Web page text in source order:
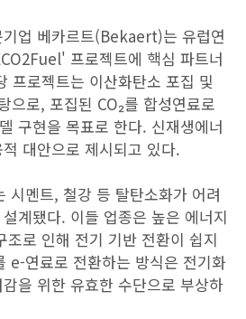
업 베카르트(Bekaert)는 유럽연
프로젝트에 핵심 파트너
프로젝트는 이산화탄소 포집 및
으로, 포집된 CO₂를 합성연료로
구현을 목표로 한다. 신재생에너
대안으로 제시되고 있다.
시멘트, 철강 등 탈탄소화가 어려
계됐다. 이들 업종은 높은 에너지
로 인해 전기 기반 전환이 쉽지
e-연료로 전환하는 방식은 전기화
을 위한 유효한 수단으로 부상하